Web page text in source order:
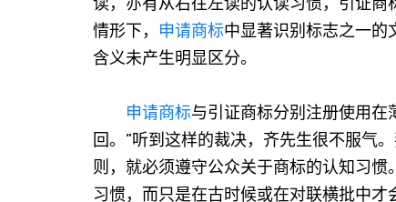
情形下， 申请商标中显著识别标志之一的
含义未产生明显区分。
申请商标与引证商标分别注册使用在
回。”听到这样的裁决，齐先生很不服气
则，就必须遵守公众关于商标的认知习
习惯，而只是在古时候或在对联横批中